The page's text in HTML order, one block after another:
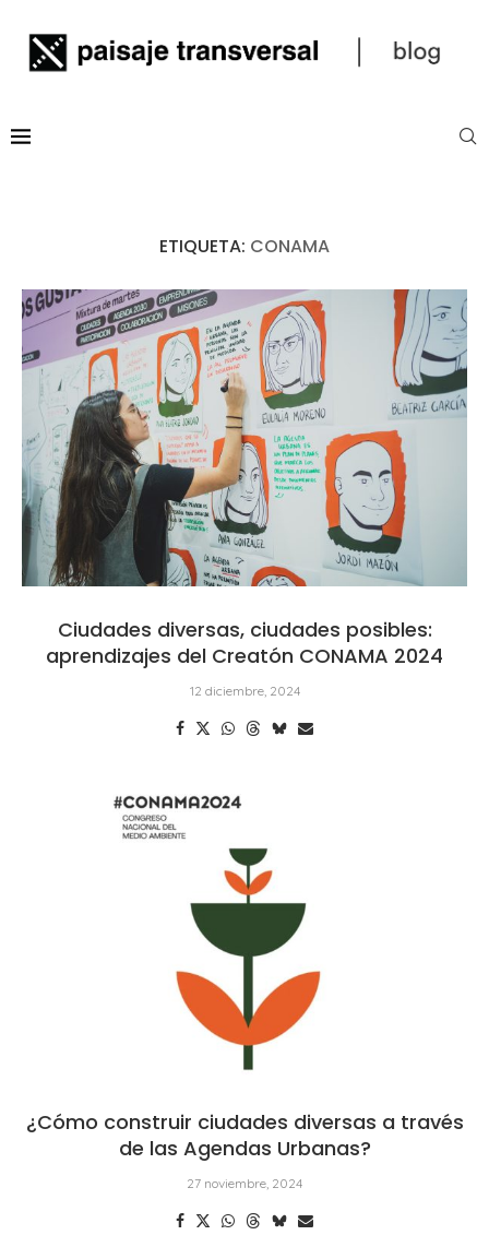
ETIQUETA: CONAMA
Ciudades diversas, ciudades posibles:
aprendizajes del Creatón CONAMA 2024
12 diciembre, 2024
¿Cómo construir ciudades diversas a través
de las Agendas Urbanas?
27 noviembre, 2024